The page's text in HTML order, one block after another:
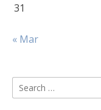
31
« Mar
Search
for: